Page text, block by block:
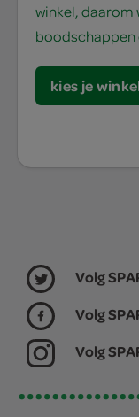
winkel, daarom
boodschappen
kies je
Volg
Volg
Volg